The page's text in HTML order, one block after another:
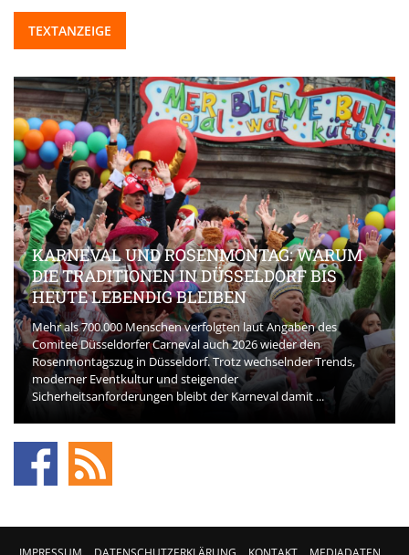
TEXTANZEIGE
KARNEVAL UND ROSENMONTAG: WARUM
DIE TRADITIONEN IN DÜSSELDORF BIS
HEUTE LEBENDIG BLEIBEN
Mehr als 700.000 Menschen verfolgten laut Angaben des
Comitee Düsseldorfer Carneval auch 2026 wieder den
Rosenmontagszug in Düsseldorf. Trotz wechselnder Trends,
moderner Eventkultur und steigender
Sicherheitsanforderungen bleibt der Karneval damit ...